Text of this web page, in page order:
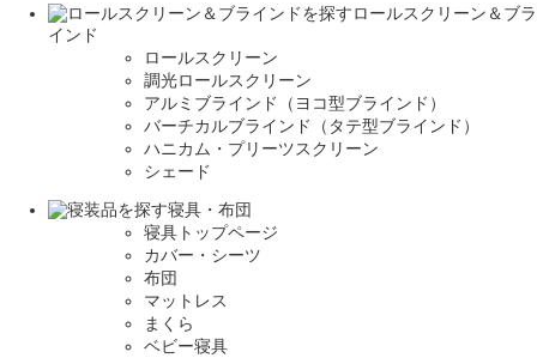
ロールスクリーン＆ブラ
インド
ロールスクリーン
調光ロールスクリーン
アルミブラインド（ヨコ型ブラインド）
バーチカルブラインド（タテ型ブラインド）
ハニカム・プリーツスクリーン
シェード
寝具・布団
寝具トップページ
カバー・シーツ
布団
マットレス
まくら
ベビー寝具